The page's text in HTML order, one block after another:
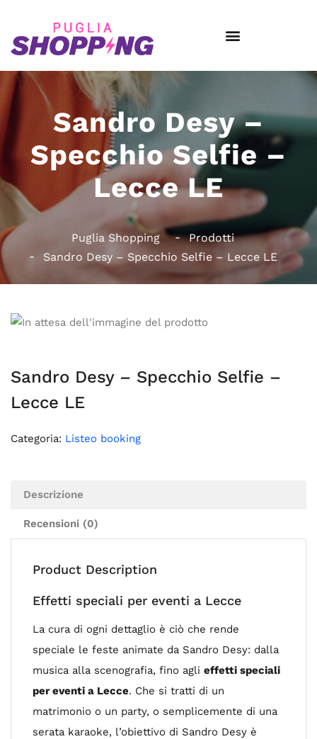
Sandro Desy –
Specchio Selfie –
Lecce LE
Puglia Shopping
Prodotti
Sandro Desy – Specchio Selfie – Lecce LE
Sandro Desy – Specchio Selfie –
Lecce LE
Categoria: Listeo booking
Descrizione
Recensioni (0)
Product Description
Effetti speciali per eventi a Lecce
La cura di ogni dettaglio è ciò che rende
speciale le feste animate da Sandro Desy: dalla
musica alla scenografia, fino agli effetti speciali
per eventi a Lecce. Che si tratti di un
matrimonio o un party, o semplicemente di una
serata karaoke, l’obiettivo di Sandro Desy è